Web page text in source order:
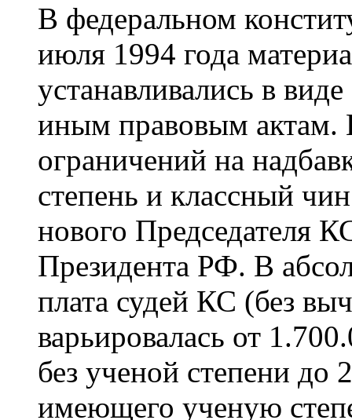
В федеральном
июля 1994 года
устанавливались в
иным правовым актам.
ограничений на
степень и классный
нового Председателя
Президента РФ. В
плата судей КС (без
варьировалась от
без ученой степени до
имеющего ученую